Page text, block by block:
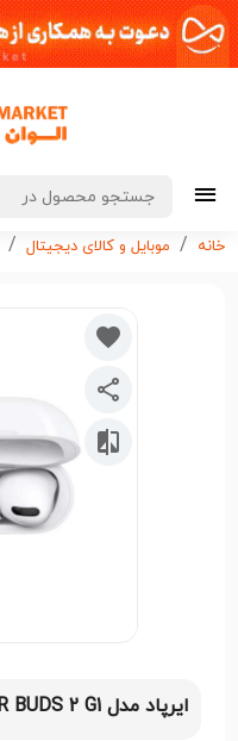
خانه موبایل و کالای دیجیتال
ایرپاد مدل GREEN HAIR BUDS 2 G1 کدG3957